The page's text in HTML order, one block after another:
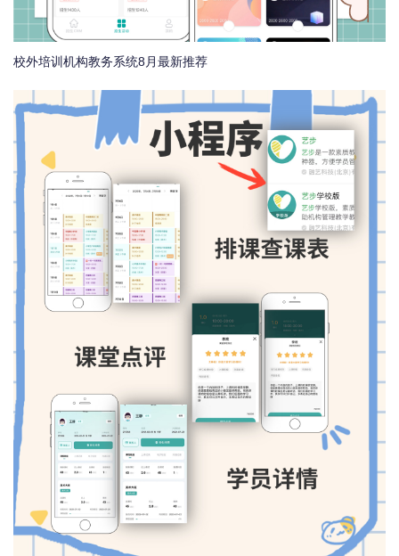
校外培训机构教务系统8月最新推荐